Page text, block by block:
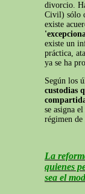
divorcio.
Civil) sólo
existe
existe un
práctica,
ya se ha
Según los
custodias
se asigna
régimen de
La
quienes
sea el